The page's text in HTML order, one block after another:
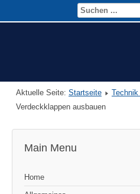
Aktuelle Seite: Startseite Technik
Verdeckklappen ausbauen
Main Menu
Home